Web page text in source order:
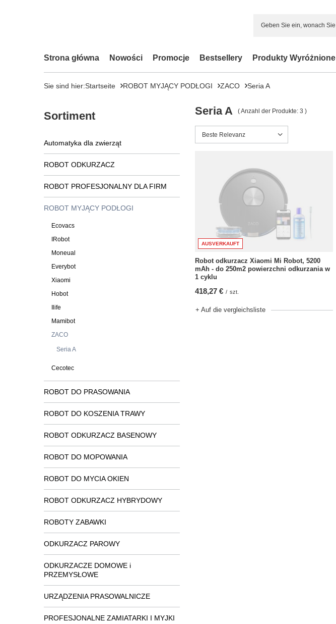
Strona główna Nowości Promocje Bestsellery Produkty Wyróżnione
Sie sind hier:Startseite ROBOT MYJĄCY PODŁOGI ZACO Seria A
Sortiment
Automatyka dla zwierząt
ROBOT ODKURZACZ
ROBOT PROFESJONALNY DLA FIRM
ROBOT MYJĄCY PODŁOGI
Ecovacs
IRobot
Moneual
Everybot
Xiaomi
Hobot
Ilife
Mamibot
ZACO
Seria A
Cecotec
ROBOT DO PRASOWANIA
ROBOT DO KOSZENIA TRAWY
ROBOT ODKURZACZ BASENOWY
ROBOT DO MOPOWANIA
ROBOT DO MYCIA OKIEN
ROBOT ODKURZACZ HYBRYDOWY
ROBOTY ZABAWKI
ODKURZACZ PAROWY
ODKURZACZE DOMOWE i
PRZEMYSŁOWE
URZĄDZENIA PRASOWALNICZE
PROFESJONALNE ZAMIATARKI I MYJKI
Seria A ( Anzahl der Produkte: 3 )
Sortierung ändern
Beste Relevanz
AUSVERKAUFT
Robot odkurzacz Xiaomi Mi Robot, 5200
mAh - do 250m2 powierzchni odkurzania w
1 cyklu
418,27 € / szt.
+ Auf die vergleichsliste